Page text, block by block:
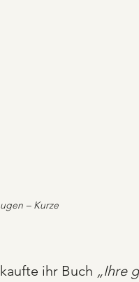
– Kurze
ihr Buch „Ihre